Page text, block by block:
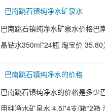
巴南跳石镇纯净水矿泉水
巴南跳石镇纯净水矿泉水价格巴
晶钻水350ml*24瓶 淘宝价
巴南跳石镇纯净水的价格
巴南跳石镇纯净水的价格是多少
用纯净水矿泉水 4.5l*4支/箱*2箱